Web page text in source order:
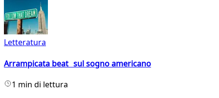
Letteratura
Arrampicata beat sul sogno americano
1 min di lettura